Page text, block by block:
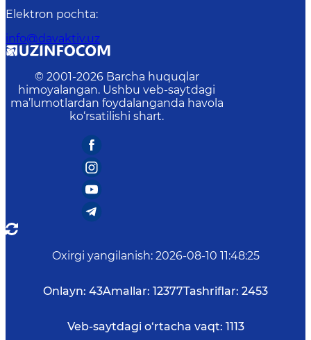
Elektron pochta:
info@davaktiv.uz
© 2001-2026 Barcha huquqlar
himoyalangan. Ushbu veb-saytdagi
ma’lumotlardan foydalanganda havola
ko‘rsatilishi shart.
Oxirgi yangilanish: 2026-08-10 11:48:25
Onlayn: 43Amallar: 12377Tashriflar: 2453
Veb-saytdagi o‘rtacha vaqt: 1113